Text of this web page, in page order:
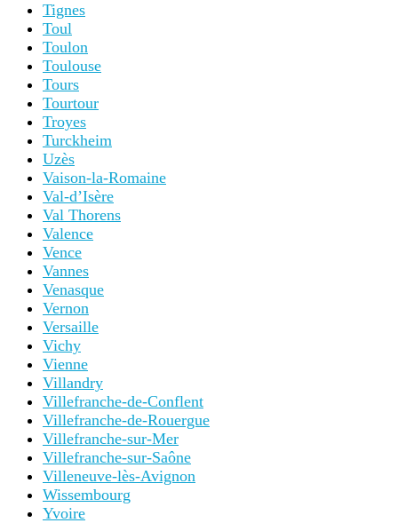
Tignes
Toul
Toulon
Toulouse
Tours
Tourtour
Troyes
Turckheim
Uzès
Vaison-la-Romaine
Val-d’Isère
Val Thorens
Valence
Vence
Vannes
Venasque
Vernon
Versaille
Vichy
Vienne
Villandry
Villefranche-de-Conflent
Villefranche-de-Rouergue
Villefranche-sur-Mer
Villefranche-sur-Saône
Villeneuve-lès-Avignon
Wissembourg
Yvoire